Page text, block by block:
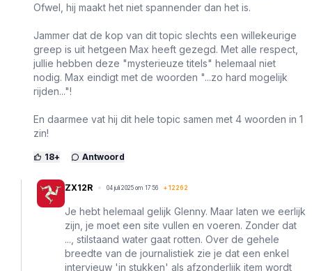
Ofwel, hij maakt het niet spannender dan het is.
Jammer dat de kop van dit topic slechts een willekeurige
greep is uit hetgeen Max heeft gezegd. Met alle respect,
jullie hebben deze "mysterieuze titels" helemaal niet
nodig. Max eindigt met de woorden "...zo hard mogelijk
rijden..."!
En daarmee vat hij dit hele topic samen met 4 woorden in 1
zin!
18+ Antwoord
ZX12R 04 juli 2025 om 17:56 + 12262
Je hebt helemaal gelijk Glenny. Maar laten we eerlijk
zijn, je moet een site vullen en voeren. Zonder dat
..., stilstaand water gaat rotten. Over de gehele
breedte van de journalistiek zie je dat een enkel
intervieuw 'in stukken' als afzonderlijk item wordt